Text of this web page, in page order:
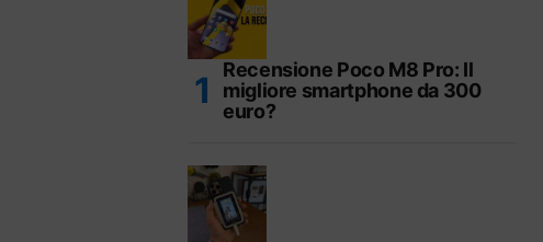
Recensione Poco M8 Pro: Il
migliore smartphone da 300
euro?